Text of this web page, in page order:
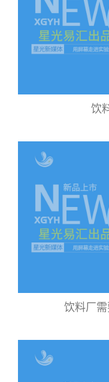
饮
饮料厂